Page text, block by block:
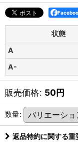
状態
A
A-
販売価格: 50円
数量:
返品特約に関する重